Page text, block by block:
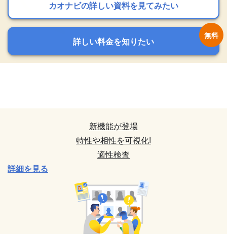
カオナビの詳しい資料を見てみたい
詳しい料金を知りたい
カオナビの詳しい資料を見てみたい
詳しい料金を知りたい
カオナビの詳しい資料を見てみたい
詳しい料金を知りたい
新機能が登場
特性や相性を可視化!
適性検査
詳細を見る